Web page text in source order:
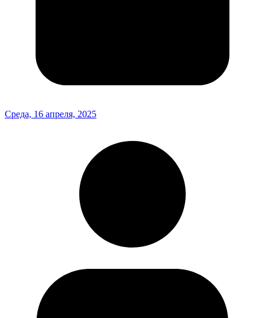
Среда, 16 апреля, 2025